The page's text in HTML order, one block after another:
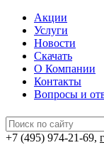
Акции
Услуги
Новости
Скачать
О Компании
Контакты
Вопросы и
+7 (495) 974-21-69,